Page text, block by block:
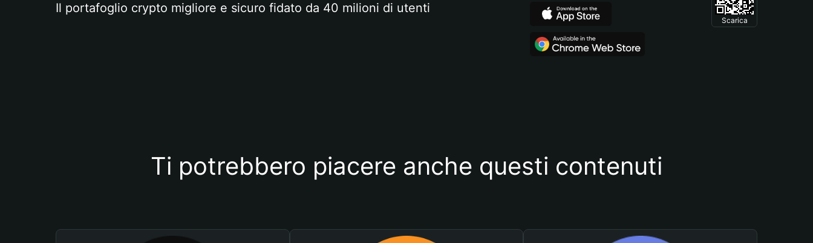
Il portafoglio crypto migliore e sicuro fidato da 40 milioni di utenti
Scarica
Ti potrebbero piacere anche questi contenuti